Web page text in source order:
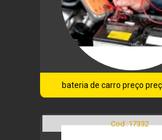
bateria de carro preço
Cod.:17332